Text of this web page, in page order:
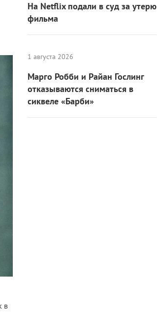
в
На Netflix подали в суд за утерю
фильма
1 августа 2026
Марго Робби и Райан Гослинг
отказываются сниматься в
сиквеле «Барби»